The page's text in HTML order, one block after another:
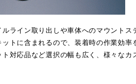
ライン取り出しや車体へのマウントス
トに含まれるので、装着時の作業効率
対応品など選択の幅も広く、様々なカ